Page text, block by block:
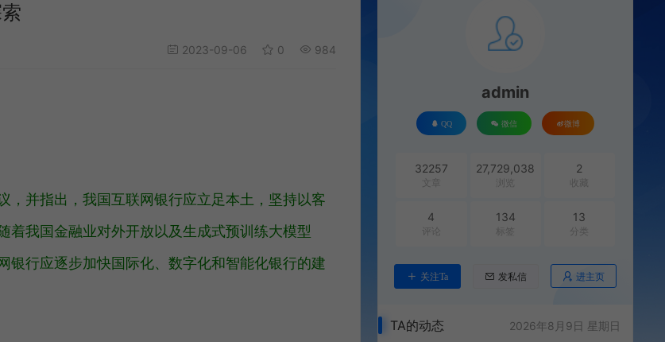
2023-09-06 0 984
，并指出， 我国互联网银行应立足本土，坚持以客
着我国金融业对外开放以及生成式预训练大模型
银行应逐步加快国际化、数字化和智能化银行的建
admin
QQ 微信 微博
32257
文章
27,729,038
浏览
2
收藏
4
评论
134
标签
13
分类
关注Ta 发私信 进主页
TA的动态 2026年8月9日 星期日